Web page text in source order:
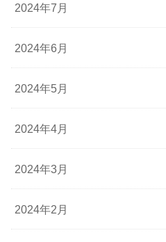
2024年7月
2024年6月
2024年5月
2024年4月
2024年3月
2024年2月